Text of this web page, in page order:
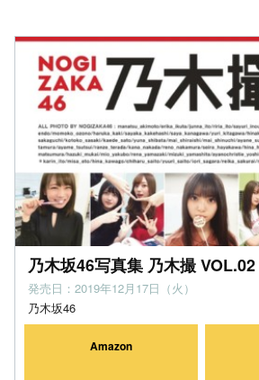
乃木坂46写真集 乃木撮 VOL.02
発売日：2019年12月17日（火）
乃木坂46
Amazon